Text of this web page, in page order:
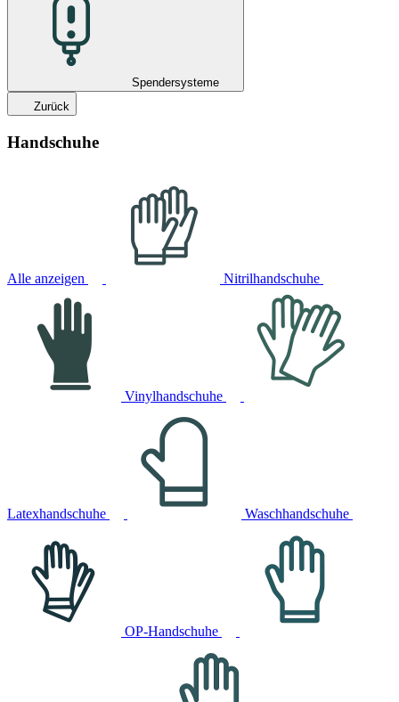
Spendersysteme
Zurück
Handschuhe
Alle anzeigen Nitrilhandschuhe
Vinylhandschuhe
Latexhandschuhe Waschhandschuhe
OP-Handschuhe